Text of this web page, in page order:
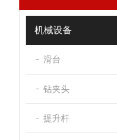
机械设备
滑台
钻夹头
提升杆